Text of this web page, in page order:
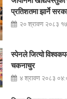
प्रतिशतमा झार्ने
२० श्रावण २०८३
स्पेनले जित्यो
चकनाचुर
४ श्रावण २०८३